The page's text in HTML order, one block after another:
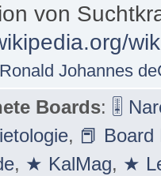
von
Johannes
Boards: 🎚
, 📕
, ★ KalMag, ★